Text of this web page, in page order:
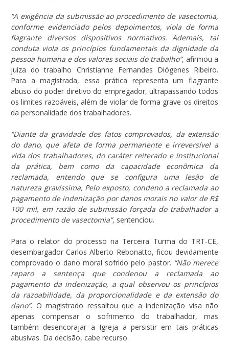
“A exigência da submissão ao procedimento de vasectomia,
conforme evidenciado pelos depoimentos, viola de forma
flagrante diversos dispositivos normativos. Ademais, tal
conduta viola os princípios fundamentais da dignidade da
pessoa humana e dos valores sociais do trabalho”, afirmou a
juíza do trabalho Christianne Fernandes Diógenes Ribeiro.
Para a magistrada, essa prática representa um flagrante
abuso do poder diretivo do empregador, ultrapassando todos
os limites razoáveis, além de violar de forma grave os direitos
da personalidade dos trabalhadores.
“Diante da gravidade dos fatos comprovados, da extensão
do dano, que afeta de forma permanente e irreversível a
vida dos trabalhadores, do caráter reiterado e institucional
da prática, bem como da capacidade econômica da
reclamada, entendo que se configura uma lesão de
natureza gravíssima, Pelo exposto, condeno a reclamada ao
pagamento de indenização por danos morais no valor de R$
100 mil, em razão de submissão forçada do trabalhador a
procedimento de vasectomia”, sentenciou.
Para o relator do processo na Terceira Turma do TRT-CE,
desembargador Carlos Alberto Rebonatto, ficou devidamente
comprovado o dano moral sofrido pelo pastor. “Não merece
reparo a sentença que condenou a reclamada ao
pagamento da indenização, a qual observou os princípios
da razoabilidade, da proporcionalidade e da extensão do
dano”. O magistrado ressaltou que a indenização visa não
apenas compensar o sofrimento do trabalhador, mas
também desencorajar a Igreja a persistir em tais práticas
abusivas. Da decisão, cabe recurso.